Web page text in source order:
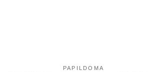
PAPILDOMA